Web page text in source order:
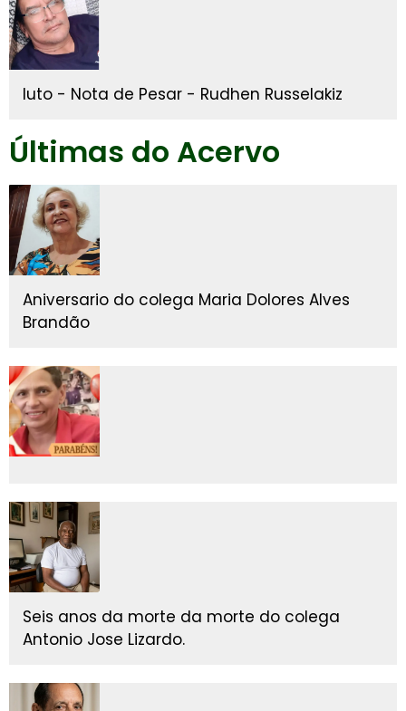
luto - Nota de Pesar - Rudhen Russelakiz
Últimas do Acervo
Aniversario do colega Maria Dolores Alves
Brandão
Seis anos da morte da morte do colega
Antonio Jose Lizardo.